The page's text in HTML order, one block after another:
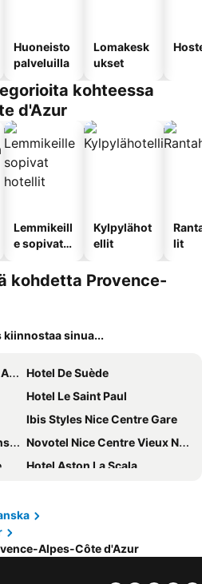
Huoneisto
palveluilla
Lomakesk
ukset
kohteessa
d'Azur
Lemmikeill
e sopivat
Kylpylähot
ellit
lit
kohdetta Provence-
kiinnostaa sinua...
Hotel De Suède
Hotel Le Saint Paul
Ibis Styles Nice Centre Gare
Novotel Nice Centre Vieux Nice
Hotel Aston La Scala
Radisson Blu Hotel, Nice
NH Nice
Le Méridien Nice
Alpes-Côte d'Azur